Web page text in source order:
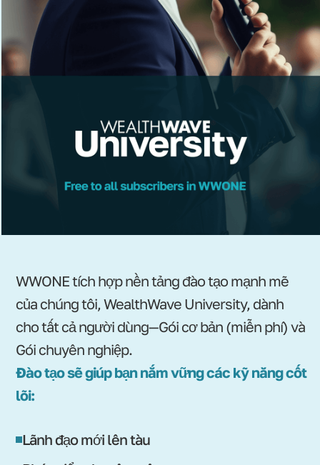
WWONE tích hợp nền tảng đào tạo mạnh mẽ
của chúng tôi, WealthWave University, dành
cho tất cả người dùng—Gói cơ bản (miễn phí) và
Gói chuyên nghiệp.
Đào tạo sẽ giúp bạn nắm vững các kỹ năng cốt
lõi:
Lãnh đạo mới lên tàu